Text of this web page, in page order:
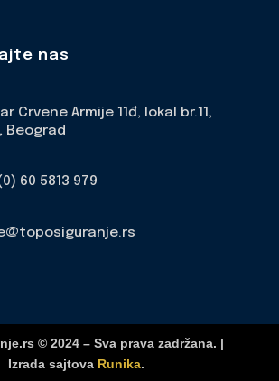
nas
Crvene Armije 11đ, lokal br.11,
Beograd
60 5813 979
© 2024 – Sva prava zadržana. |
Izrada sajtova Runika.